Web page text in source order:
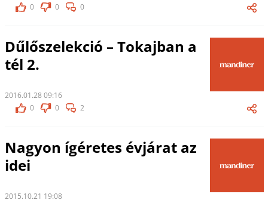
0
0 0
Dűlőszelekció – Tokajban a
tél 2.
2016.01.28 09:16
0
0 2
Nagyon ígéretes évjárat az
idei
2015.10.21 19:08